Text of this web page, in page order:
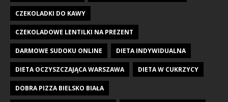
CZEKOLADKI DO KAWY
CZEKOLADOWE LENTILKI NA PREZENT
DARMOWE SUDOKU ONLINE DIETA INDYWIDUALNA
DIETA OCZYSZCZAJĄCA WARSZAWA DIETA W CUKRZYCY
DOBRA PIZZA BIELSKO BIAŁA